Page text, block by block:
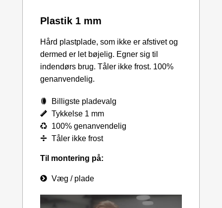
Plastik 1 mm
Hård plastplade, som ikke er afstivet og
dermed er let bøjelig. Egner sig til
indendørs brug. Tåler ikke frost. 100%
genanvendelig.
Billigste pladevalg
Tykkelse 1 mm
100% genanvendelig
Tåler ikke frost
Til montering på:
Væg / plade